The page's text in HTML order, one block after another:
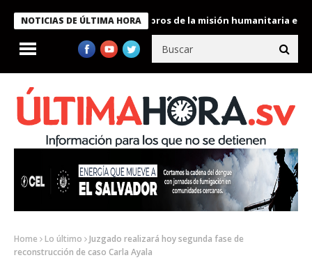
NOTICIAS DE ÚLTIMA HORA
Bukele condecora a miembros de la misión humanitaria enviada
Home Lo último
Juzgado realizará hoy segunda fase de
reconstrucción de caso Carla Ayala